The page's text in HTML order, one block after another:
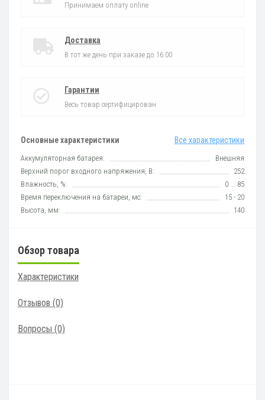
Основные характеристики Все характеристики
Аккумуляторная батарея:
Внешняя
Верхний порог входного напряжения, В:
252
Влажность, %:
0 ... 85
Время переключения на батареи, мс:
15 - 20
Высота, мм:
140
Принимаем оплату online
Доставка
В тот же день при заказе до 16:00
Гарантии
Весь товар сертифицирован
Обзор товара
Характеристики
Отзывов (0)
Вопросы (0)